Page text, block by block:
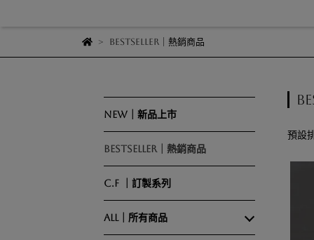
BESTSELLER｜熱銷商品
NEW｜新品上市
BESTSELLER｜熱銷商品
C.F ｜訂製系列
ALL｜所有商品
預設